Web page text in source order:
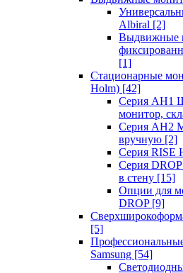
Albiral [2]
Выдвижные
[1]
Стационарные
Holm) [42]
Серия AH1
монитор,
Серия AH2
вручную [2]
Серия RISE
Серия
в стену [15]
Опции для
DROP [9]
[5]
Samsung [54]